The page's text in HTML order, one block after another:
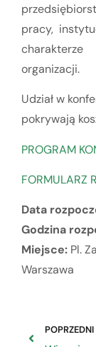
pracy,
organizacji.
Udział w
pokrywają
PROGRAM
FORMULARZ
Data
Godzina
Miejsce: Pl.
Warszawa